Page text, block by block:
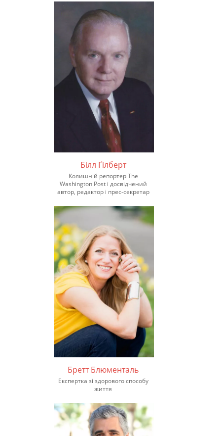
Білл Ґілберт
Колишній репортер The
Washington Post і досвідчений
автор, редактор і прес-секретар
Бретт Блюменталь
Експертка зі здорового способу
життя